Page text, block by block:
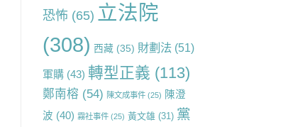
恐怖 (65) 立法院
(308) 西藏(35) 財劃法(51)
軍購(43) 轉型正義 (113)
鄭南榕 (54) 陳文成事件(25) 陳澄
波 (40) 霧社事件(25) 黃文雄(31) 黨